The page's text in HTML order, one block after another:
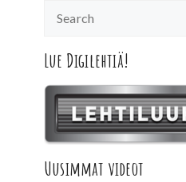
Lue Digilehtiä!
Uusimmat videot